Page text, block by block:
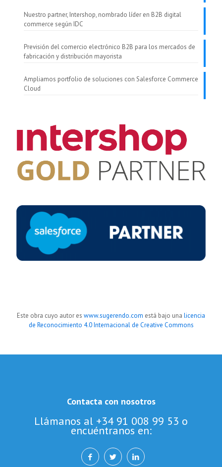
Nuestro partner, Intershop, nombrado líder en B2B digital
commerce según IDC
Previsión del comercio electrónico B2B para los mercados de
fabricación y distribución mayorista
Ampliamos portfolio de soluciones con Salesforce Commerce
Cloud
Este obra cuyo autor es www.sugerendo.com está bajo una licencia
de Reconocimiento 4.0 Internacional de Creative Commons
Contacta con nosotros
Llámanos al +34 91 008 99 53 o
encuéntranos en: